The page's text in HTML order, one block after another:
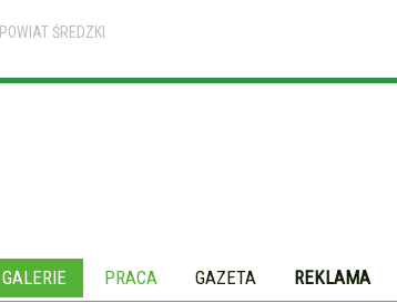
POWIAT ŚREDZKI
GALERIE PRACA GAZETA REKLAMA